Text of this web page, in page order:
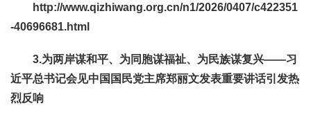
http://www.qizhiwang.org.cn/n1/2026/0407/c422351
-40696681.html
3.为两岸谋和平、为同胞谋福祉、为民族谋复兴——习
近平总书记会见中国国民党主席郑丽文发表重要讲话引发热
烈反响